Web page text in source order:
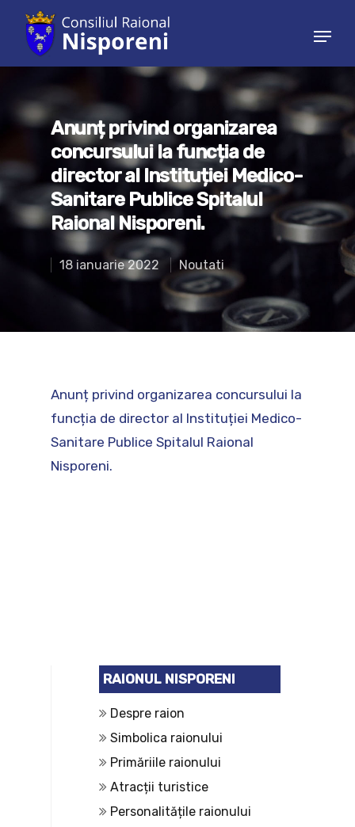
Hit enter to search or ESC to close
Anunț privind organizarea
concursului la funcția de
director al Instituției Medico-
Sanitare Publice Spitalul
Raional Nisporeni.
18 ianuarie 2022 Noutati
Anunț privind organizarea concursului la
funcția de director al Instituției Medico-
Sanitare Publice Spitalul Raional
Nisporeni.
RAIONUL NISPORENI
Despre raion
Simbolica raionului
Primăriile raionului
Atracții turistice
Personalitățile raionului